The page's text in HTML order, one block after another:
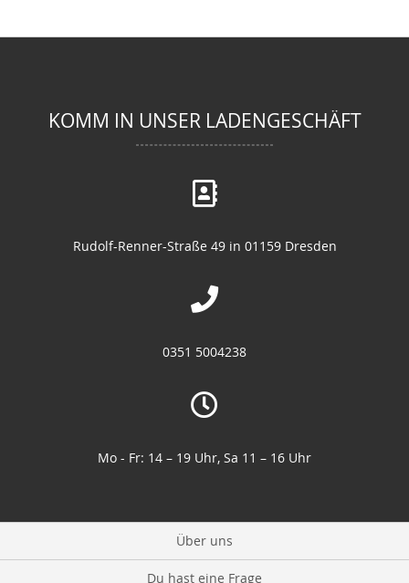
KOMM IN UNSER LADENGESCHÄFT
Rudolf-Renner-Straße 49 in 01159 Dresden
0351 5004238
Mo - Fr: 14 – 19 Uhr, Sa 11 – 16 Uhr
Über uns
Du hast eine Frage